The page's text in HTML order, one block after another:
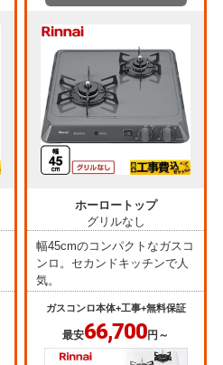
ホーロートップ
グリルなし
幅45cmのコンパクトなガスコ
ンロ。セカンドキッチンで人
気。
ガスコンロ本体+工事+無料保証
最安66,700円～